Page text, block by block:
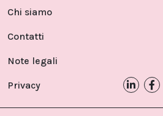
Chi siamo
Contatti
Note legali
Privacy